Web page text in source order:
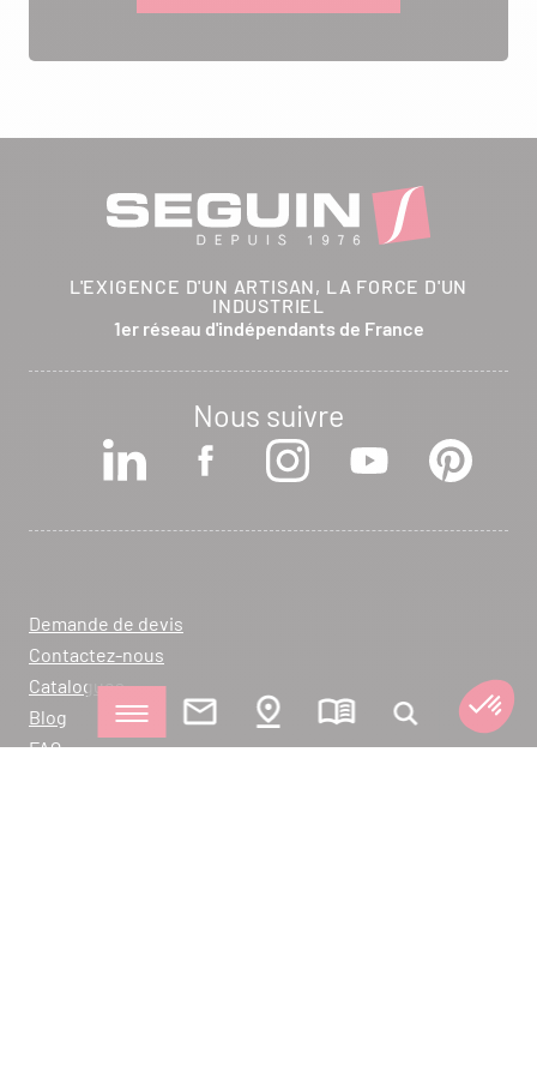
L'EXIGENCE D'UN ARTISAN, LA FORCE D'UN
INDUSTRIEL
1er réseau d'indépendants de France
Nous suivre
Demande de devis
Contactez-nous
Catalogues
Blog
FAQ